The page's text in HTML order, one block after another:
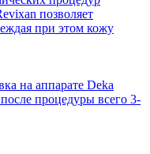
позволяет
при этом кожу
на аппарате Deka
процедуры всего 3-